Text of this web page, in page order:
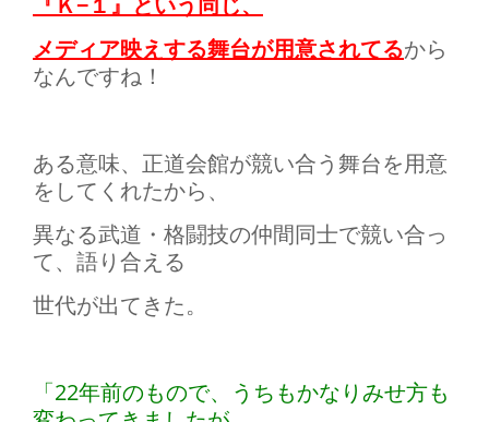
メディア映えする舞台が用意されてるから
なんですね！
ある意味、正道会館が競い合う舞台を用意
をしてくれたから、
異なる武道・格闘技の仲間同士で競い合っ
て、語り合える
世代が出てきた。
「22年前のもので、うちもかなりみせ方も